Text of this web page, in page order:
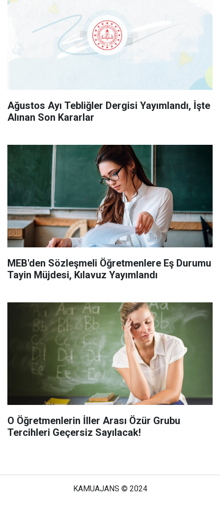
Ağustos Ayı Tebliğler Dergisi Yayımlandı, İşte
Alınan Son Kararlar
MEB'den Sözleşmeli Öğretmenlere Eş Durumu
Tayin Müjdesi, Kılavuz Yayımlandı
O Öğretmenlerin İller Arası Özür Grubu
Tercihleri Geçersiz Sayılacak!
KAMUAJANS © 2024